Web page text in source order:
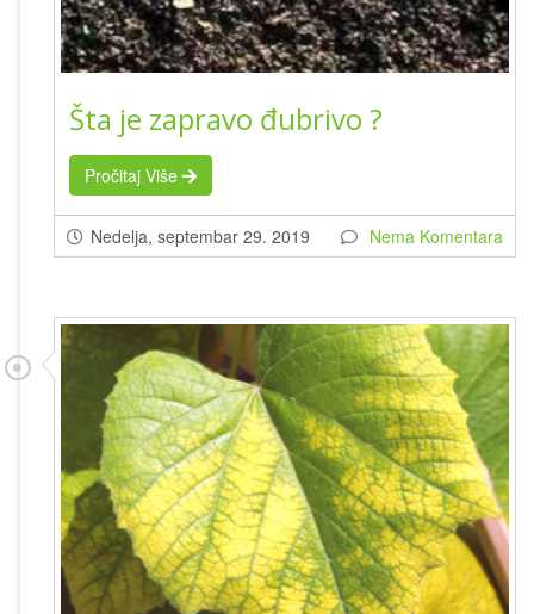
Šta je zapravo đubrivo ?
Pročitaj Više
Nedelja, septembar 29. 2019 Nema Komentara